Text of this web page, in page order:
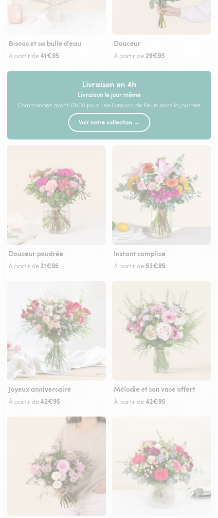
Bisous et sa bulle d'eau
À partir de41€95
Douceur
À partir de29€95
Livraison en 4h
Livraison le jour même
Commandez avant 17h00 pour une livraison de fleurs dans la journée
Voir notre collection →
Douceur poudrée
À partir de 31€95
Instant complice
À partir de 52€95
Joyeux anniversaire
À partir de42€95
Mélodie et son vase offert
À partir de42€95